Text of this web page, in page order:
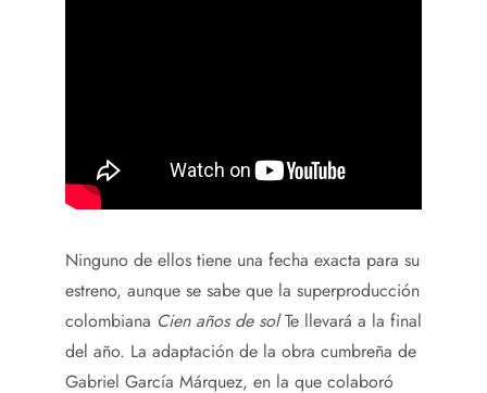
Ninguno de ellos tiene una fecha exacta para su
estreno, aunque se sabe que la superproducción
colombiana Cien años de solTe llevará a la final
del año. La adaptación de la obra cumbreña de
Gabriel García Márquez, en la que colaboró ​​